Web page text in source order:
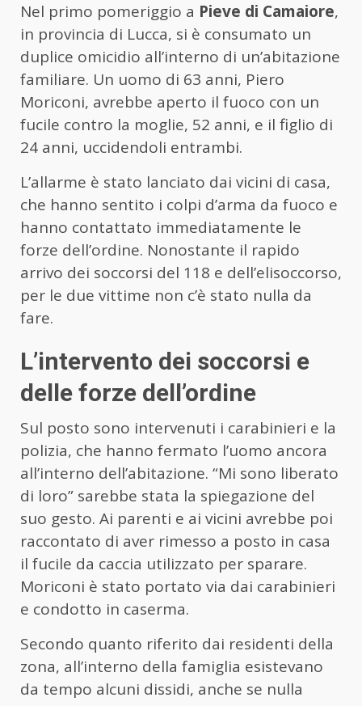
Nel primo pomeriggio a Pieve di Camaiore,
in provincia di Lucca, si è consumato un
duplice omicidio all’interno di un’abitazione
familiare. Un uomo di 63 anni, Piero
Moriconi, avrebbe aperto il fuoco con un
fucile contro la moglie, 52 anni, e il figlio di
24 anni, uccidendoli entrambi.
L’allarme è stato lanciato dai vicini di casa,
che hanno sentito i colpi d’arma da fuoco e
hanno contattato immediatamente le
forze dell’ordine. Nonostante il rapido
arrivo dei soccorsi del 118 e dell’elisoccorso,
per le due vittime non c’è stato nulla da
fare.
L’intervento dei soccorsi e
delle forze dell’ordine
Sul posto sono intervenuti i carabinieri e la
polizia, che hanno fermato l’uomo ancora
all’interno dell’abitazione. “Mi sono liberato
di loro” sarebbe stata la spiegazione del
suo gesto. Ai parenti e ai vicini avrebbe poi
raccontato di aver rimesso a posto in casa
il fucile da caccia utilizzato per sparare.
Moriconi è stato portato via dai carabinieri
e condotto in caserma.
Secondo quanto riferito dai residenti della
zona, all’interno della famiglia esistevano
da tempo alcuni dissidi, anche se nulla